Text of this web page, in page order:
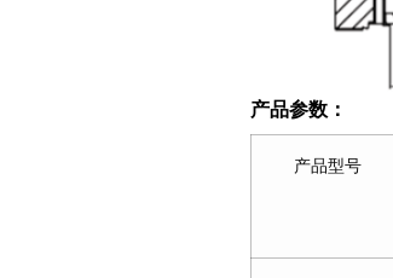
产品参数：
产品型号